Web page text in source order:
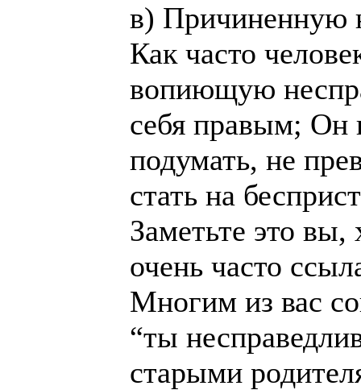
в) Причиненную
Как часто
вопиющую
себя правым; Он
подумать, не
стать на
Заметьте это вы,
очень часто
Многим из вас
“ты
старыми